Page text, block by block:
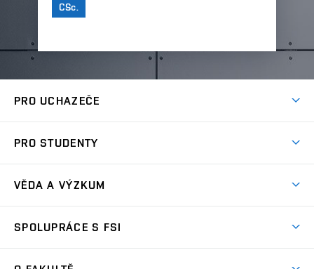
CSc.
PRO UCHAZEČE
Ambasadoři studia
Zápisy
PRO STUDENTY
Studijní předpisy
VĚDA A VÝZKUM
Oblasti výzkumu
SPOLUPRÁCE S FSI